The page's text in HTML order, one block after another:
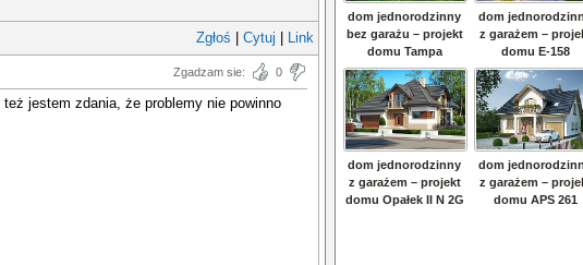
Zgłoś Cytuj Link
Zgadzam sie: 0
jestem zdania, że problemy nie powinno